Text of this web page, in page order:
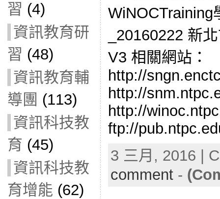
習 (4)
資訊教育研
習 (48)
資訊教育輔
導團 (113)
資訊科技教
育 (45)
資訊科技教
育增能 (62)
WiNOCTraining
_20160222 新
V3 相關網站：
http://
http://
http://
ftp://
3 三月, 2016 |
comment-